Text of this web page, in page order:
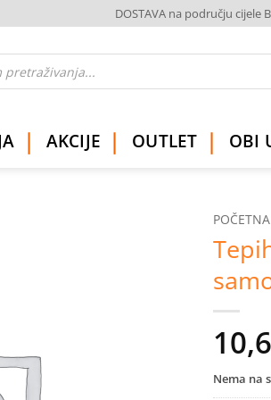
DOSTAVA na području cijele
AKCIJE OUTLET OBI
POČETNA
Nema na